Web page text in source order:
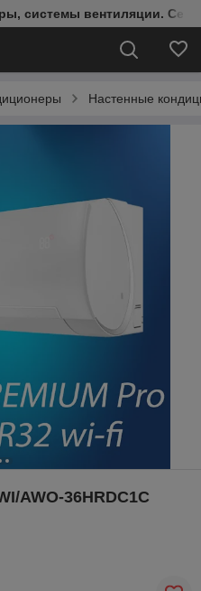
системы вентиляции.
Настенные
AWO-36HRDC1C